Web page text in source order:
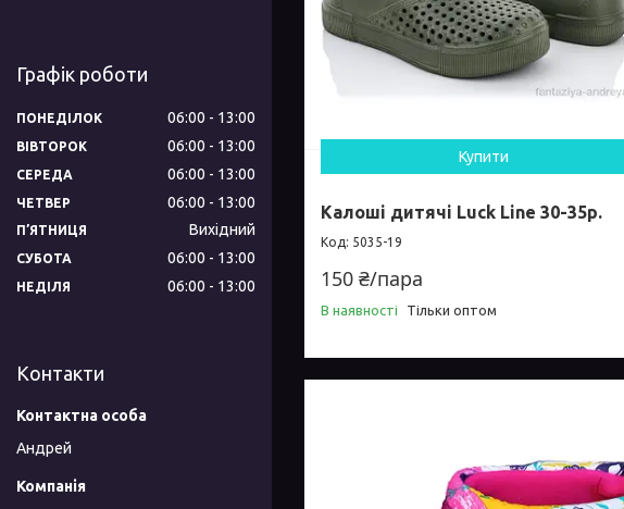
Купити
Калоші дитячі Luck Line 30-35р.
5035-19
150 ₴/пара
В наявності Тільки оптом
Графік роботи
ПОНЕДІЛОК 06:00 13:00
ВІВТОРОК 06:00 13:00
СЕРЕДА 06:00 13:00
ЧЕТВЕР 06:00 13:00
ПʼЯТНИЦЯ Вихідний
СУБОТА 06:00 13:00
НЕДІЛЯ 06:00 13:00
Контакти
Андрей